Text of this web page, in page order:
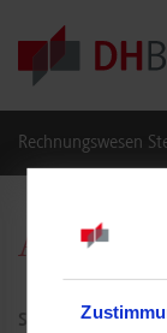
Skip to main content
Rechnungswesen
Anja Geib